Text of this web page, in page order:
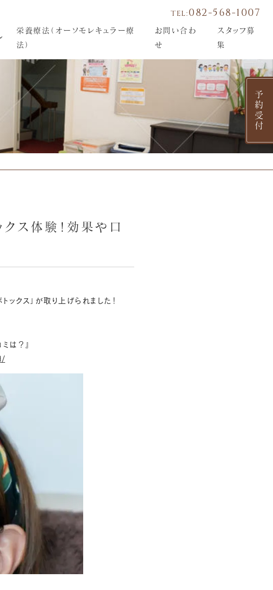
TEL:082-568-1007
栄養療法（オーソモレキュラー療
法）
お問い合わ
せ
スタッフ募
集
クス体験！効果や口
クス」が取り上げられました！
は？』
予約受付